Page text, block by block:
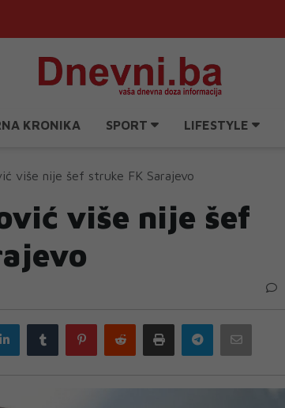
KRONIKA SPORT LIFESTYLE
više nije šef struke FK Sarajevo
više nije šef
LinkedIn Tumblr PinterestReddit Print Telegram